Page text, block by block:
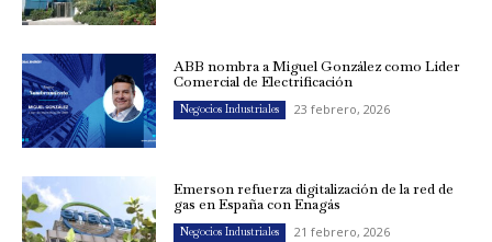
ABB nombra a Miguel González como Líder
Comercial de Electrificación
Negocios Industriales 23 febrero, 2026
Emerson refuerza digitalización de la red de
gas en España con Enagás
Negocios Industriales 21 febrero, 2026